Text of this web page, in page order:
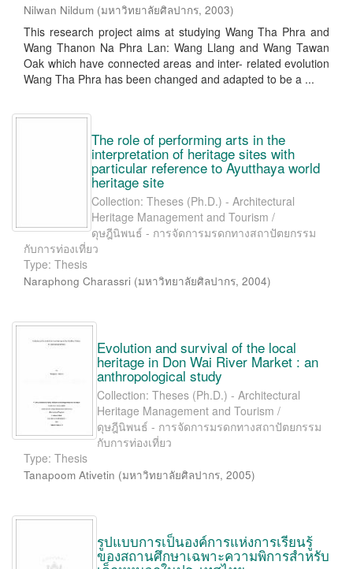
Nilwan Nildum (มหาวิทยาลัยศิลปากร, 2003)
This research project aims at studying Wang Tha Phra and
Wang Thanon Na Phra Lan: Wang Llang and Wang Tawan
Oak which have connected areas and inter- related evolution
Wang Tha Phra has been changed and adapted to be a ...
The role of performing arts in the
interpretation of heritage sites with
particular reference to Ayutthaya world
heritage site
Collection: Theses (Ph.D.) - Architectural
Heritage Management and Tourism /
ดุษฎีนิพนธ์ - การจัดการมรดกทางสถาปัตยกรรม
กับการท่องเที่ยว
Type: Thesis
Naraphong Charassri (มหาวิทยาลัยศิลปากร, 2004)
Evolution and survival of the local
heritage in Don Wai River Market : an
anthropological study
Collection: Theses (Ph.D.) - Architectural
Heritage Management and Tourism /
ดุษฎีนิพนธ์ - การจัดการมรดกทางสถาปัตยกรรม
กับการท่องเที่ยว
Type: Thesis
Tanapoom Ativetin (มหาวิทยาลัยศิลปากร, 2005)
รูปแบบการเป็นองค์การแห่งการเรียนรู้
ของสถานศึกษาเฉพาะความพิการสำหรับ